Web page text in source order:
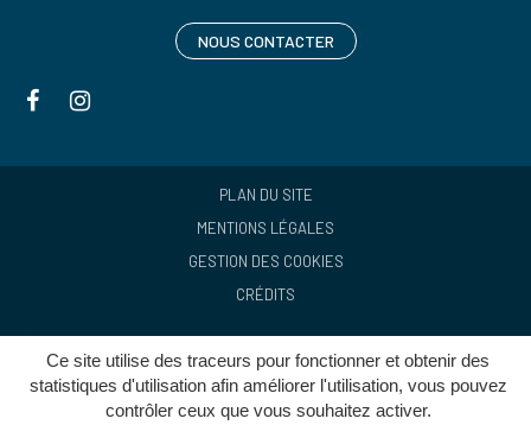
Ce site utilise des traceurs pour fonctionner et obtenir des
statistiques d'utilisation afin améliorer l'utilisation, vous pouvez
contrôler ceux que vous souhaitez activer.
NOUS CONTACTER
Lien
le
le
PLAN DU SITE
MENTIONS LÉGALES
GESTION DES COOKIES
CRÉDITS